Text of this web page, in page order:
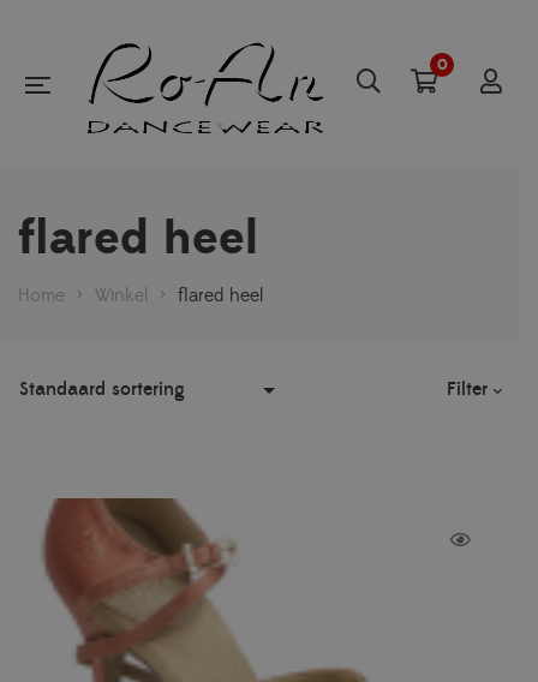
0
flared heel
Home > Winkel > flared heel
Filter